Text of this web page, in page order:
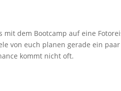
dem Bootcamp auf eine
von euch planen gerade ein
kommt nicht oft.